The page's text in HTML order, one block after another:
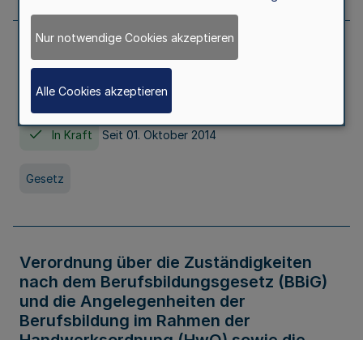
Gesetz über die Hochschulen des Landes
Nordrhein-Westfalen (Hochschulgesetz -
HG)
In Kraft Seit 01. Oktober 2014
Gesetz
Verordnung über die Zuständigkeiten
nach dem Berufsbildungsgesetz (BBiG)
und die Angelegenheiten der
Berufsbildung im Rahmen der
Nur notwendige Cookies akzeptieren
Alle Cookies akzeptieren